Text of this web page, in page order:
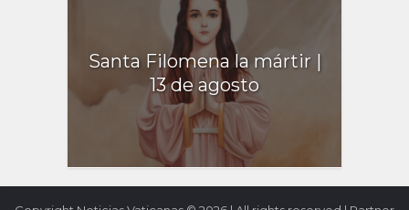
Santa Filomena la mártir |
13 de agosto